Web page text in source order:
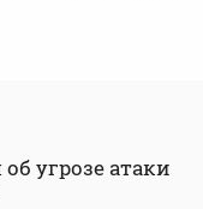
угрозе атаки